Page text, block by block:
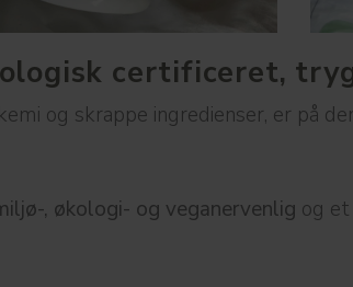
certificeret,
og skrappe ingredienser, er på
, økologi- og veganervenlig og